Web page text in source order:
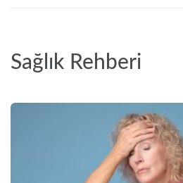
Sağlık Rehberi